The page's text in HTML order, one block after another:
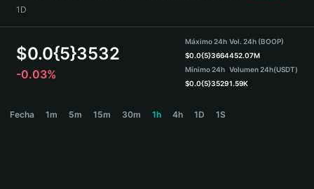
ภาษาไทย
हिन्दी
Español
Português (Brasil)
1D
$0.0{5}3532
-0.03%
Máximo 24h
$0.0{5}3664
Mínimo 24h
$0.0{5}3529
Vol. 24h (BOOP)
452.07M
Volumen 24h(USDT)
1.59K
Fecha 1m 5m 15m 30m 1h 4h 1D 1S